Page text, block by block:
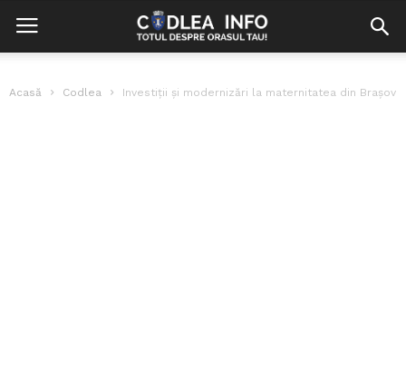
Acasă Codlea Investiții și modernizări la maternitatea din Brașov